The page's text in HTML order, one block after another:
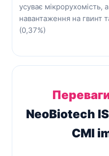
усуває мікрорухомість,
навантаження на гвинт
(0,37%)
NeoBiotech
CMI